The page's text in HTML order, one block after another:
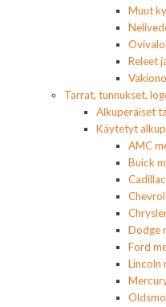
Muut
Releet
Tarrat, tunnukset,
Alkuperäiset
Käytetyt
AMC
Buick
Dodge
Ford
Lincoln